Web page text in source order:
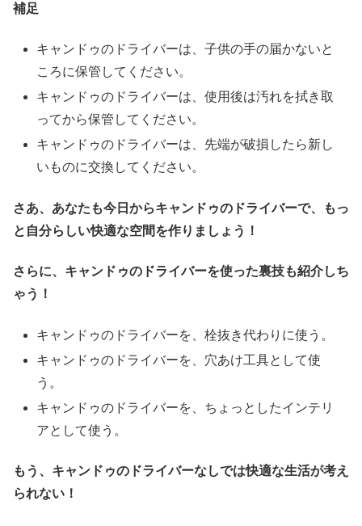
補足
キャンドゥのドライバーは、子供の手の届かないと
ころに保管してください。
キャンドゥのドライバーは、使用後は汚れを拭き取
ってから保管してください。
キャンドゥのドライバーは、先端が破損したら新し
いものに交換してください。
さあ、あなたも今日からキャンドゥのドライバーで、もっ
と自分らしい快適な空間を作りましょう！
さらに、キャンドゥのドライバーを使った裏技も紹介しち
ゃう！
キャンドゥのドライバーを、栓抜き代わりに使う。
キャンドゥのドライバーを、穴あけ工具として使
う。
キャンドゥのドライバーを、ちょっとしたインテリ
アとして使う。
もう、キャンドゥのドライバーなしでは快適な生活が考え
られない！